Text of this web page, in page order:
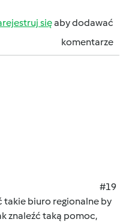
sięaby dodawać
komentarze
#19
takie biuro regionalne by
znaleźć taką pomoc,